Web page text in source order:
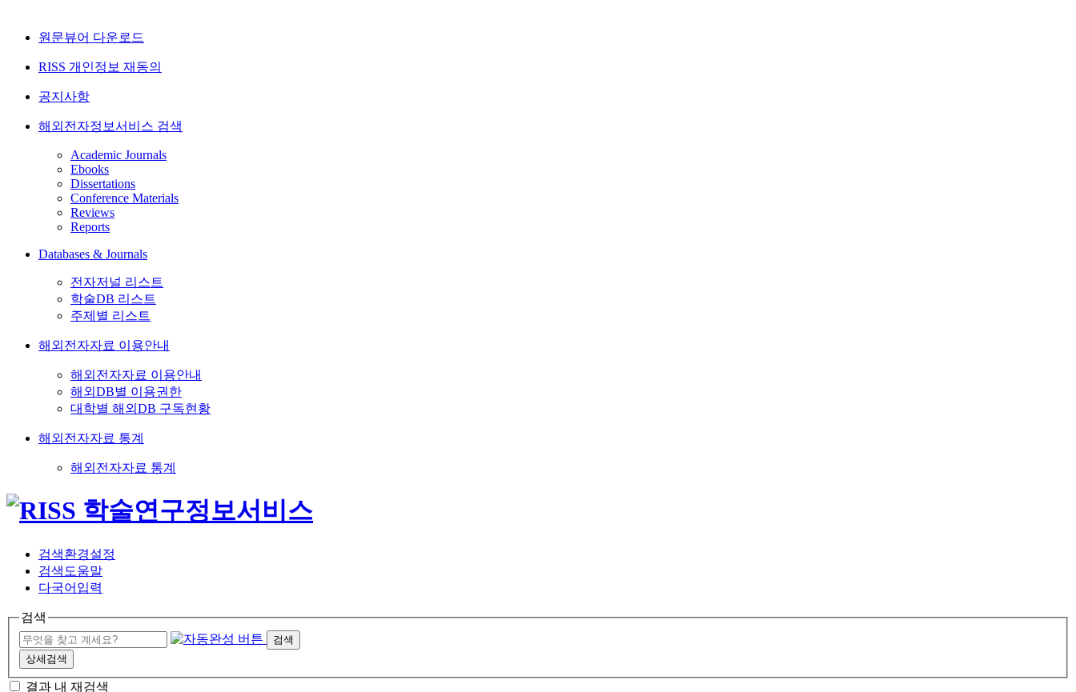
원문뷰어 다운로드
RISS 개인정보 재동의
공지사항
해외전자정보서비스 검색
Academic Journals
Ebooks
Dissertations
Conference Materials
Reviews
Reports
Databases & Journals
전자저널 리스트
학술DB 리스트
주제별 리스트
해외전자자료 이용안내
해외전자자료 이용안내
해외DB별 이용권한
대학별 해외DB 구독현황
해외전자자료 통계
해외전자자료 통계
검색환경설정
검색도움말
다국어입력
검색
검색
상세검색
결과 내 재검색